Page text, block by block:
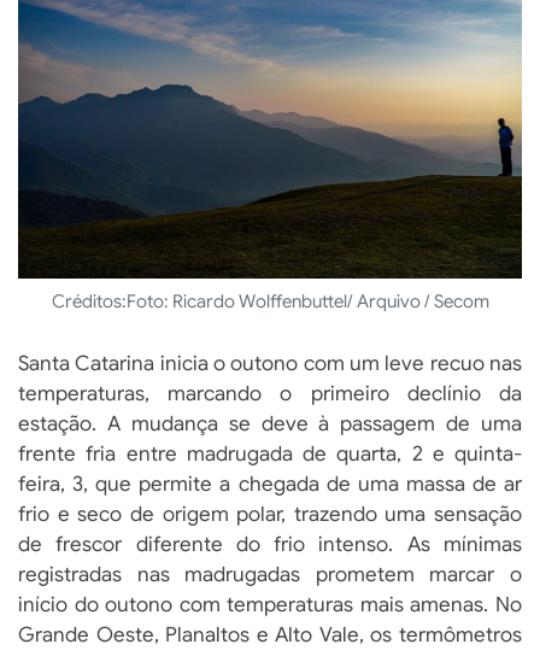
Créditos:Foto: Ricardo Wolffenbuttel/ Arquivo / Secom
Santa Catarina inicia o outono com um leve recuo nas
temperaturas, marcando o primeiro declínio da
estação. A mudança se deve à passagem de uma
frente fria entre madrugada de quarta, 2 e quinta-
feira, 3, que permite a chegada de uma massa de ar
frio e seco de origem polar, trazendo uma sensação
de frescor diferente do frio intenso. As mínimas
registradas nas madrugadas prometem marcar o
início do outono com temperaturas mais amenas. No
Grande Oeste, Planaltos e Alto Vale, os termômetros